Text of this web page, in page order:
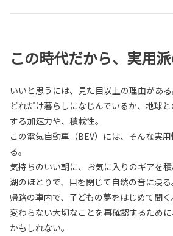
この時代だから、実用派
いいと思うには、見た目以上の理由がある
どれだけ暮らしになじんでいるか、地球
する加速力や、積載性。
この電気自動車（BEV）には、そんな実
る。
気持ちのいい朝に、お気に入りのギアを積
湖のほとりで、目を閉じて自然の音に浸る
帰路の車内で、子どもの夢をはじめて聞く
変わらない大切なことを再確認するため
かもしれない。